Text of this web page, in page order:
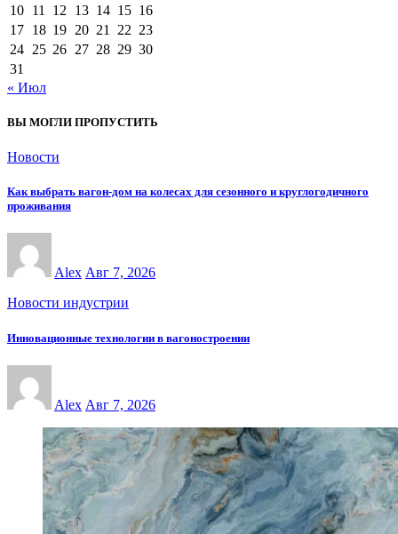
10 11 12 13 14 15 16
17 18 19 20 21 22 23
24 25 26 27 28 29 30
31
« Июл
ВЫ МОГЛИ ПРОПУСТИТЬ
Новости
Как выбрать вагон-дом на колесах для сезонного и круглогодичного
проживания
Alex Авг 7, 2026
Новости индустрии
Инновационные технологии в вагоностроении
Alex Авг 7, 2026